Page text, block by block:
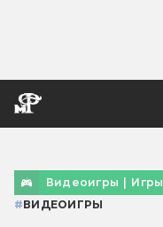
Видеоигры | Игры
#ВИДЕОИГРЫ